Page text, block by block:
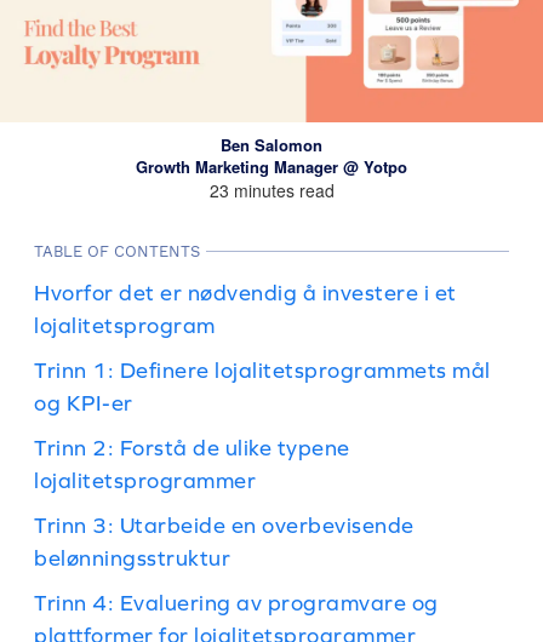
Ben Salomon
Growth Marketing Manager @ Yotpo
23 minutes read
TABLE OF CONTENTS
Hvorfor det er nødvendig å investere i et
lojalitetsprogram
Trinn 1: Definere lojalitetsprogrammets mål
og KPI-er
Trinn 2: Forstå de ulike typene
lojalitetsprogrammer
Trinn 3: Utarbeide en overbevisende
belønningsstruktur
Trinn 4: Evaluering av programvare og
plattformer for lojalitetsprogrammer